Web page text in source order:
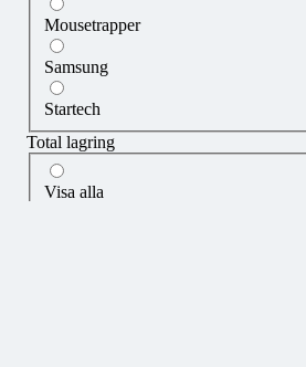
Mousetrapper
Samsung
Startech
Total lagring
Visa alla